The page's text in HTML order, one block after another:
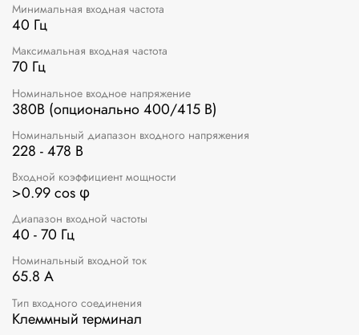
Минимальная входная частота
40 Гц
Максимальная входная частота
70 Гц
Номинальное входное напряжение
380В (опционально 400/415 В)
Номинальный диапазон входного напряжения
228 - 478 В
Входной коэффициент мощности
>0.99 cos φ
Диапазон входной частоты
40 - 70 Гц
Номинальный входной ток
65.8 A
Тип входного соединения
Клеммный терминал